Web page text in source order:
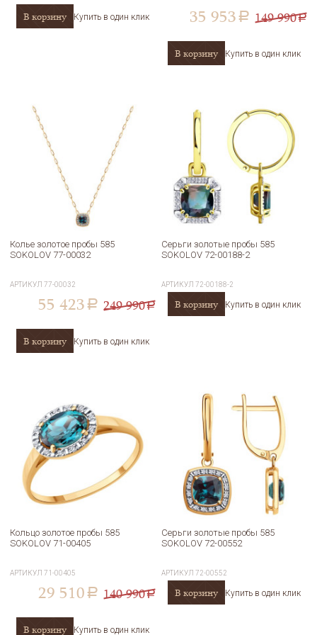
В корзину Купить в один клик 35 953 a 149 990a
В корзину Купить в один клик
Колье золотое пробы 585
SOKOLOV 77-00032
АРТИКУЛ 77-00032
55 423 a 249 990a
В корзину Купить в один клик
Серьги золотые пробы 585
SOKOLOV 72-00188-2
АРТИКУЛ 72-00188-2
В корзину Купить в один клик
Кольцо золотое пробы 585
SOKOLOV 71-00405
АРТИКУЛ71-00405
29 510 a 140 990a
В корзину Купить в один клик
Серьги золотые пробы 585
SOKOLOV 72-00552
АРТИКУЛ72-00552
В корзину Купить в один клик